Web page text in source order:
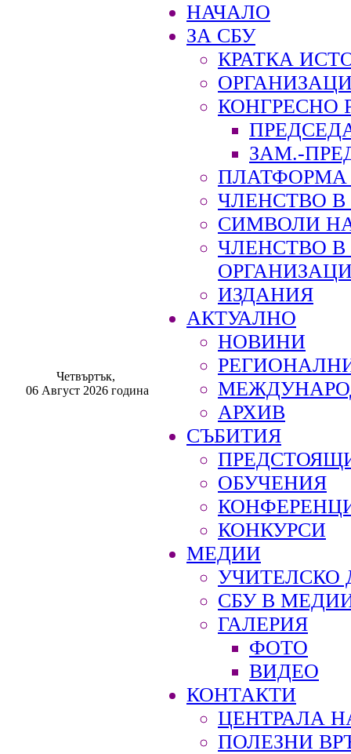
Четвъртък,
06 Август 2026 година
НАЧАЛО
ЗА СБУ
КРАТКА
КОНГРЕСНО
ЗАМ.-
ПЛАТФОРМА
ЧЛЕНСТВО В
СИМВОЛИ
ЧЛЕНСТВО
ИЗДАНИЯ
АКТУАЛНО
НОВИНИ
АРХИВ
СЪБИТИЯ
ОБУЧЕНИЯ
КОНКУРСИ
МЕДИИ
УЧИТЕЛСКО
СБУ В
ГАЛЕРИЯ
ФОТО
ВИДЕО
КОНТАКТИ
ЦЕНТРАЛА
ПОЛЕЗНИ